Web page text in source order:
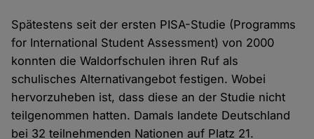
Spätestens seit der ersten PISA-Studie (Programms
for International Student Assessment) von 2000
konnten die Waldorfschulen ihren Ruf als
schulisches Alternativangebot festigen. Wobei
hervorzuheben ist, dass diese an der Studie nicht
teilgenommen hatten. Damals landete Deutschland
bei 32 teilnehmenden Nationen auf Platz 21.